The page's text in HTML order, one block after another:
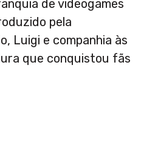
de videogames
pela
Luigi e companhia às
que conquistou fãs